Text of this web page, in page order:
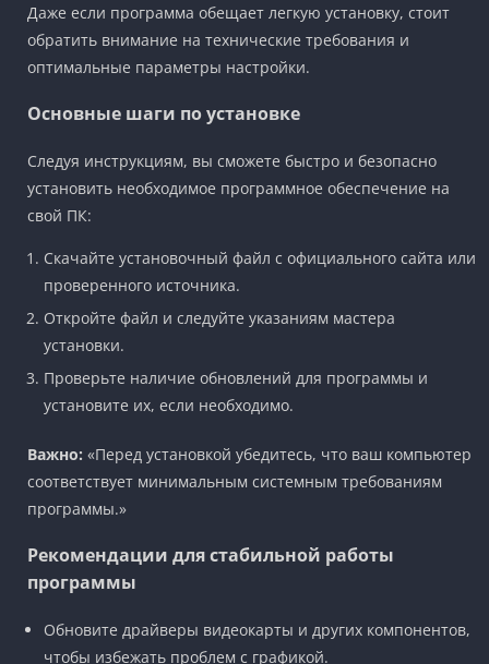
Даже если программа обещает легкую установку, стоит
обратить внимание на технические требования и
оптимальные параметры настройки.
Основные шаги по установке
Следуя инструкциям, вы сможете быстро и безопасно
установить необходимое программное обеспечение на
свой ПК:
Скачайте установочный файл с официального сайта или
проверенного источника.
Откройте файл и следуйте указаниям мастера
установки.
Проверьте наличие обновлений для программы и
установите их, если необходимо.
Важно: «Перед установкой убедитесь, что ваш компьютер
соответствует минимальным системным требованиям
программы.»
Рекомендации для стабильной работы
программы
Обновите драйверы видеокарты и других компонентов,
чтобы избежать проблем с графикой.